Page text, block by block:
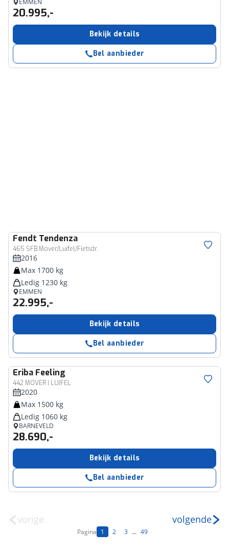
EMMEN
20.995,-
Bekijk details
Bel aanbieder
Fendt Tendenza
465 SFB Mover/Luifel/Fietsdr.
2016
Max 1700 kg
Ledig 1230 kg
EMMEN
22.995,-
Bekijk details
Bel aanbieder
Eriba Feeling
442 MOVER | LUIFEL
2020
Max 1500 kg
Ledig 1060 kg
BARNEVELD
28.690,-
Bekijk details
Bel aanbieder
vorige
Pagina 1 2 3 ... 49
volgende